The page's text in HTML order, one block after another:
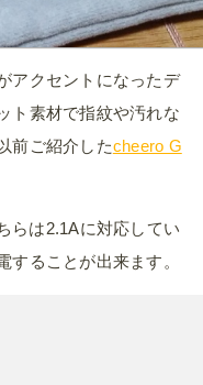
アクセントになったデ
ト素材で指紋や汚れな
前ご紹介したcheero G
らは2.1Aに対応してい
することが出来ます。